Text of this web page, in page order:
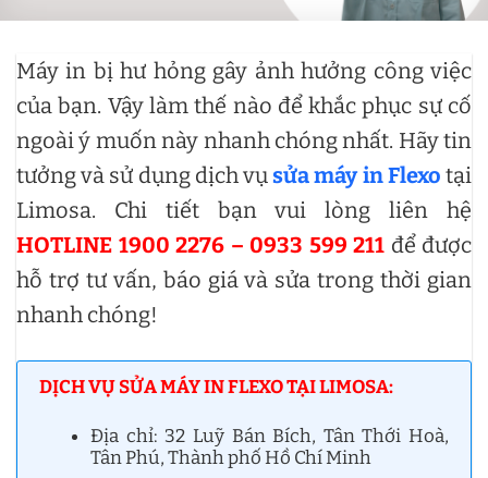
Máy in bị hư hỏng gây ảnh hưởng công việc
của bạn. Vậy làm thế nào để khắc phục sự cố
ngoài ý muốn này nhanh chóng nhất. Hãy tin
tưởng và sử dụng dịch vụsửa máy in Flexo tại
Limosa. Chi tiết bạn vui lòng liên hệ
HOTLINE 1900 2276 – 0933 599 211 để được
hỗ trợ tư vấn, báo giá và sửa trong thời gian
nhanh chóng!
DỊCH VỤ SỬA MÁY IN FLEXO TẠI LIMOSA:
Địa chỉ: 32 Luỹ Bán Bích, Tân Thới Hoà,
Tân Phú, Thành phố Hồ Chí Minh